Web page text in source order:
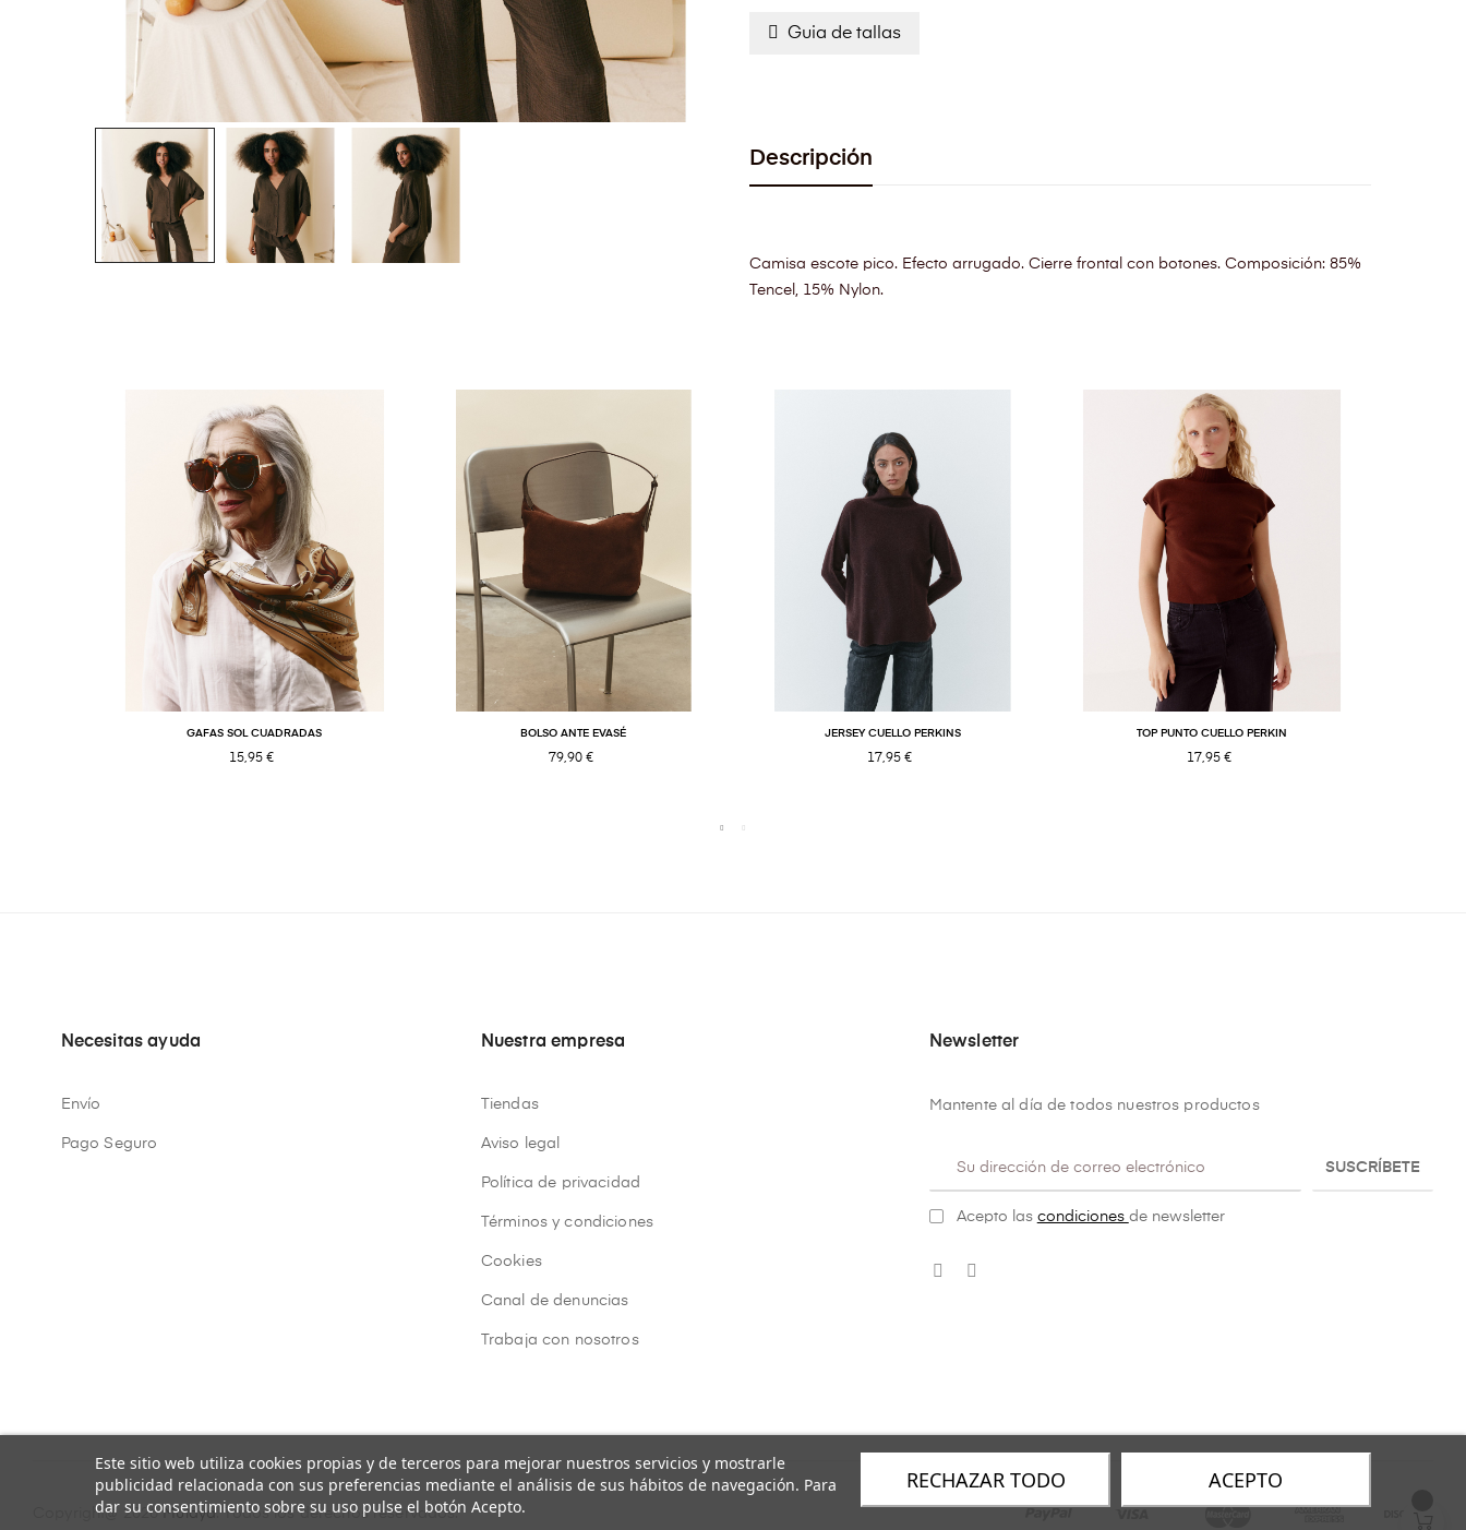
Guia de tallas
Descripción
Camisa escote pico. Efecto arrugado. Cierre frontal con botones. Composición: 85%
Tencel, 15% Nylon.
GAFAS SOL CUADRADAS
15,95 €
BOLSO ANTE EVASÉ
79,90 €
JERSEY CUELLO PERKINS
17,95 €
TOP PUNTO CUELLO PERKIN
17,95 €
Necesitas ayuda
Envío
Pago Seguro
Nuestra empresa
Tiendas
Aviso legal
Política de privacidad
Términos y condiciones
Cookies
Canal de denuncias
Trabaja con nosotros
Newsletter
Mantente al día de todos nuestros productos
SUSCRÍBETE
Acepto las condiciones de newsletter
Copyright@ 2026Mulaya. Todos los derechos reservados.
Este sitio web utiliza cookies propias y de terceros para mejorar nuestros servicios y mostrarle
publicidad relacionada con sus preferencias mediante el análisis de sus hábitos de navegación. Para
dar su consentimiento sobre su uso pulse el botón Acepto.
RECHAZAR TODO ACEPTO